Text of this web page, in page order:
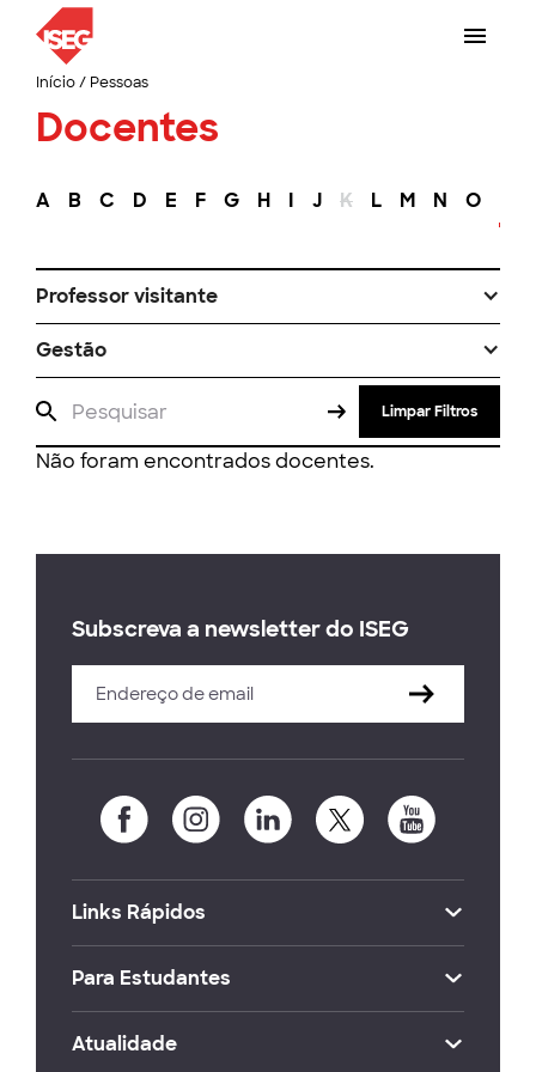
Início/ Pessoas
Docentes
A B C D E F G H I J K L M N O
Professor visitante
Gestão
Limpar Filtros
Não foram encontrados docentes.
Subscreva a newsletter do ISEG
Links Rápidos
Para Estudantes
Atualidade